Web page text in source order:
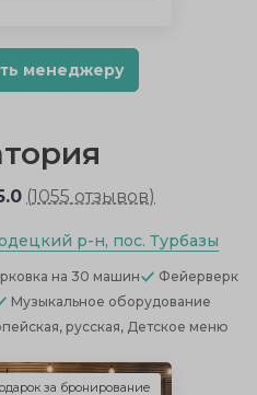
менеджеру
(1055 отзывов)
р-н, пос. Турбазы
на 30 машин
Фейерверк
Музыкальное оборудование
русская, Детское меню
за бронирование